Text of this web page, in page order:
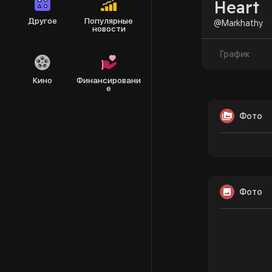
Другое
Популярные
новости
Кино
Финансировани
е
Heart
@Markhathy
График
Фото
Фото